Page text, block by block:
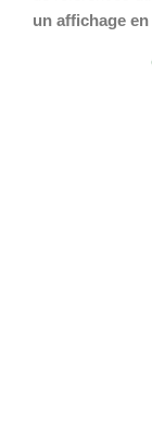
un affichage